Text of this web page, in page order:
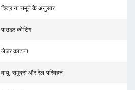
चित्र या नमूने के अनुसार
पाउडर कोटिंग
लेजर काटना
वायु, समुद्री और रेल परिवहन